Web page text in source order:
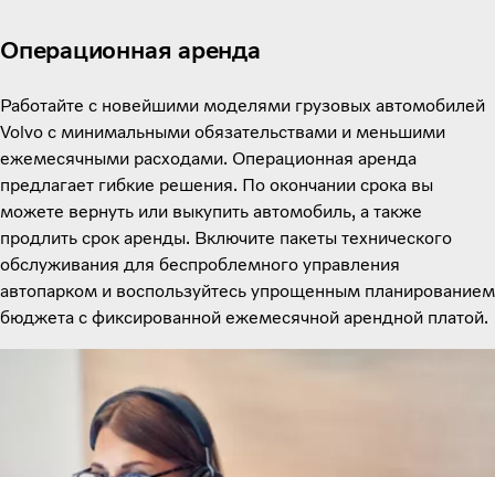
Операционная аренда
Работайте с новейшими моделями грузовых автомобилей
Volvo с минимальными обязательствами и меньшими
ежемесячными расходами. Операционная аренда
предлагает гибкие решения. По окончании срока вы
можете вернуть или выкупить автомобиль, а также
продлить срок аренды. Включите пакеты технического
обслуживания для беспроблемного управления
автопарком и воспользуйтесь упрощенным планированием
бюджета с фиксированной ежемесячной арендной платой.